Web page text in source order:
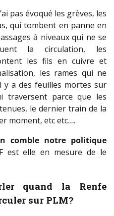
pas évoqué les grèves, les
qui tombent en panne en
à niveaux qui ne se
la circulation, les
les fils en cuivre et
les rames qui ne
y a des feuilles mortes sur
traversent parce que les
le dernier train de la
moment, etc etc….
comble notre politique
est elle en mesure de le
quand la Renfe
sur PLM?